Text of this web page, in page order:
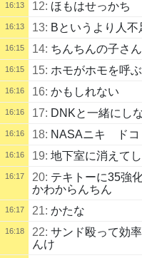
16:13 12: ほもはせっかち
16:13 13: Bというより人不
16:15 14: ちんちんの子さ
16:15 15: ホモがホモを呼ぶ
16:16 16: かもしれない
16:16 17: DNKと一緒にし
16:16 18: NASAニキ ドコ
16:16 19: 地下室に消えて
16:17 20: テキトーに35強
かわからんちん
16:17 21: かたな
16:18 22: サンド殴って効
んけ